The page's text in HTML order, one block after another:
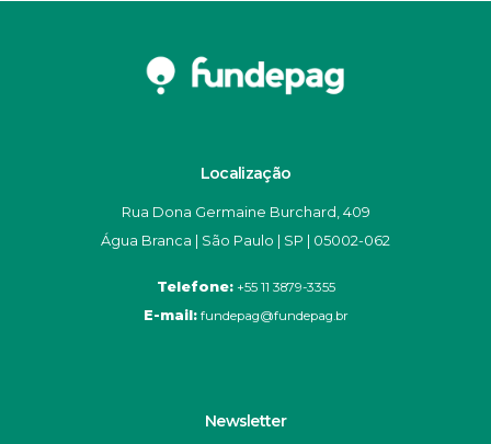
Localização
Rua Dona Germaine Burchard, 409
Água Branca | São Paulo | SP | 05002-062
Telefone:+55 11 3879-3355
E-mail:fundepag@fundepag.br
Newsletter